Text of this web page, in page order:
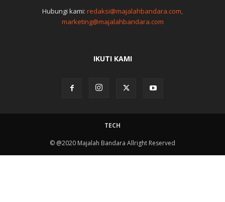
Hubungi kami: redaksi@majalahbandara.com,
marketing@majalahbandara.com
IKUTI KAMI
TECH
© @2020 Majalah Bandara Allright Reserved